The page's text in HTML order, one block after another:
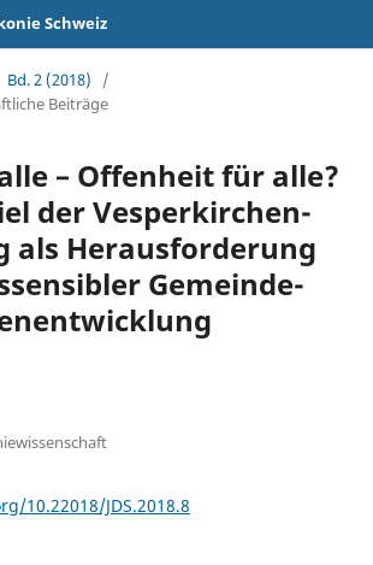
Schweiz
Bd. 2 (2018)
/
Beiträge
– Offenheit für alle?
der Vesperkirchen-
als Herausforderung
Gemeinde-
10.22018/JDS.2018.8